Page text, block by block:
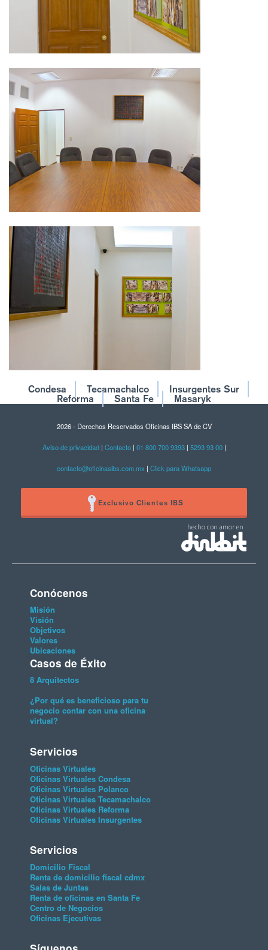
Condesa Tecamachalco
Insurgentes Sur
Reforma
Santa Fe Masaryk
2026 - Derechos Reservados Oficinas IBS SA de CV
Aviso de privacidad| Contacto| 01 800 700 9393 | 5293 93 00|
contacto@oficinasibs.com.mx | Click para Whatsapp
Exclusivo Clientes IBS
Conócenos
Misión
Visión
Objetivos
Valores
Ubicaciones
Casos de Éxito
8 Arquitectos
¿Por qué es beneficioso para tu
negocio contar con una oficina
virtual?
Servicios
Oficinas Virtuales
Oficinas Virtuales Condesa
Oficinas Virtuales Polanco
Oficinas Virtuales Tecamachalco
Oficinas Virtuales Reforma
Oficinas Virtuales Insurgentes
Servicios
Domicilio Fiscal
Renta de domicilio fiscal cdmx
Salas de Juntas
Renta de oficinas en Santa Fe
Centro de Negocios
Oficinas Ejecutivas